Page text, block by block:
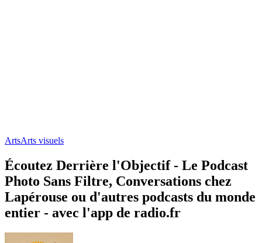
ArtsArts visuels
Écoutez Derrière l'Objectif - Le Podcast
Photo Sans Filtre, Conversations chez
Lapérouse ou d'autres podcasts du monde
entier - avec l'app de radio.fr